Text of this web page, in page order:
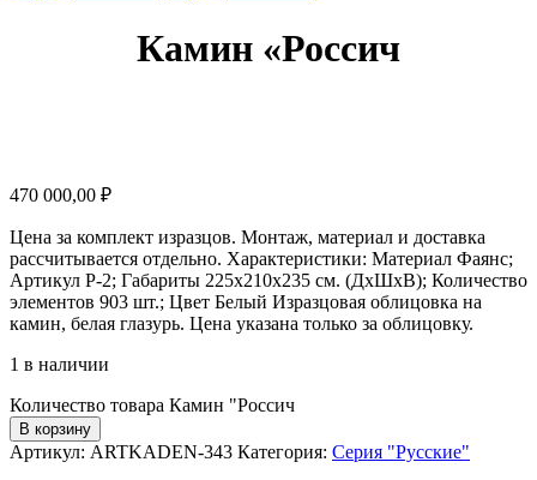
Камин «Россич
470 000,00 ₽
Цена за комплект изразцов. Монтаж, материал и доставка
рассчитывается отдельно. Характеристики: Материал Фаянс;
Артикул Р-2; Габариты 225х210х235 см. (ДхШхВ); Количество
элементов 903 шт.; Цвет Белый Изразцовая облицовка на
камин, белая глазурь. Цена указана только за облицовку.
1 в наличии
Количество товара Камин "Россич
В корзину
Артикул: ARTKADEN-343 Категория: Серия "Русские"